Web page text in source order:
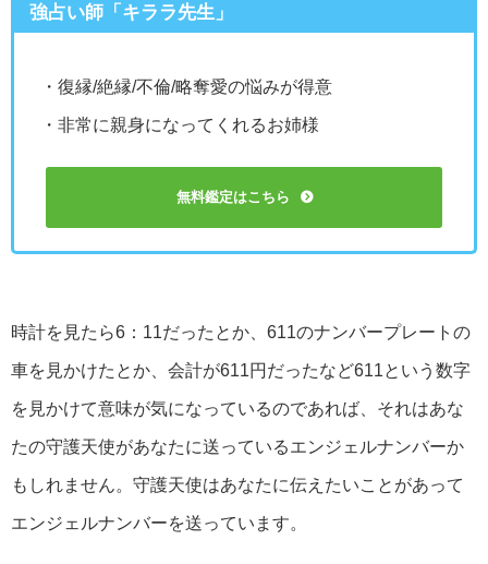
強占い師「キララ先生」
・復縁/絶縁/不倫/略奪愛の悩みが得意
・非常に親身になってくれるお姉様
無料鑑定はこちら
時計を見たら6：11だったとか、611のナンバープレートの
車を見かけたとか、会計が611円だったなど611という数字
を見かけて意味が気になっているのであれば、それはあな
たの守護天使があなたに送っているエンジェルナンバーか
もしれません。守護天使はあなたに伝えたいことがあって
エンジェルナンバーを送っています。